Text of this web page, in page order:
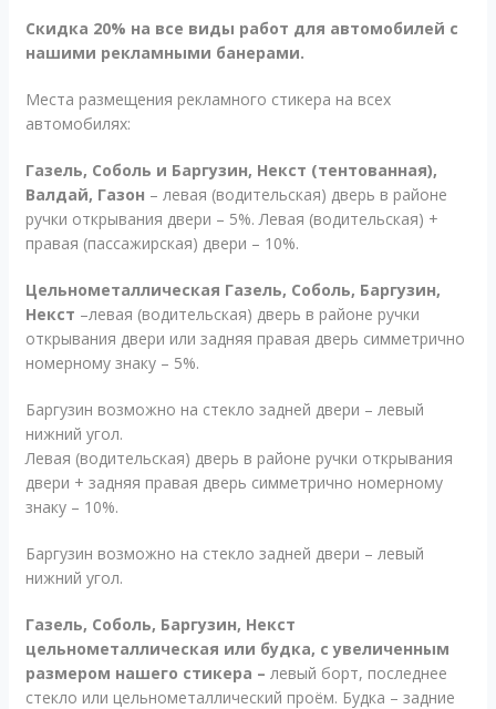
Cкидка 20% на все виды работ для автомобилей с
нашими рекламными банерами.
Места размещения рекламного стикера на всех
автомобилях:
Газель, Соболь и Баргузин, Некст (тентованная),
Валдай, Газон – левая (водительская) дверь в районе
ручки открывания двери – 5%. Левая (водительская) +
правая (пассажирская) двери – 10%.
Цельнометаллическая Газель, Соболь, Баргузин,
Некст –левая (водительская) дверь в районе ручки
открывания двери или задняя правая дверь симметрично
номерному знаку – 5%.
Баргузин возможно на стекло задней двери – левый
нижний угол.
Левая (водительская) дверь в районе ручки открывания
двери + задняя правая дверь симметрично номерному
знаку – 10%.
Баргузин возможно на стекло задней двери – левый
нижний угол.
Газель, Соболь, Баргузин, Некст
цельнометаллическая или будка, с увеличенным
размером нашего стикера – левый борт, последнее
стекло или цельнометаллический проём. Будка – задние